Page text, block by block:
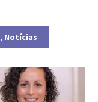
, Notícias